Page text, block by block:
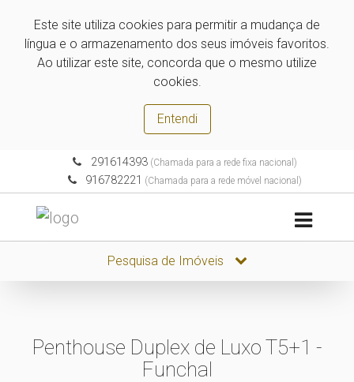
Este site utiliza cookies para permitir a mudança de
língua e o armazenamento dos seus imóveis favoritos.
Ao utilizar este site, concorda que o mesmo utilize
cookies.
Entendi
291614393(Chamada para a rede fixa nacional)
916782221 (Chamada para a rede móvel nacional)
Pesquisa de Imóveis
Penthouse Duplex de Luxo T5+1 -
Funchal